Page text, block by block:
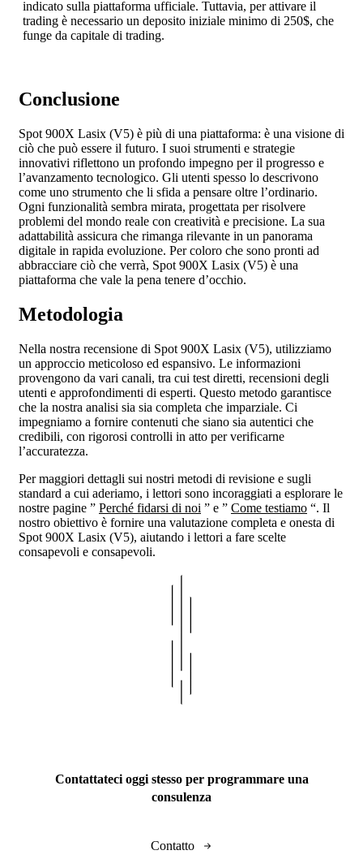
indicato sulla piattaforma ufficiale. Tuttavia, per attivare il
trading è necessario un deposito iniziale minimo di 250$, che
funge da capitale di trading.
Conclusione
Spot 900X Lasix (V5) è più di una piattaforma: è una visione di
ciò che può essere il futuro. I suoi strumenti e strategie
innovativi riflettono un profondo impegno per il progresso e
l’avanzamento tecnologico. Gli utenti spesso lo descrivono
come uno strumento che li sfida a pensare oltre l’ordinario.
Ogni funzionalità sembra mirata, progettata per risolvere
problemi del mondo reale con creatività e precisione. La sua
adattabilità assicura che rimanga rilevante in un panorama
digitale in rapida evoluzione. Per coloro che sono pronti ad
abbracciare ciò che verrà, Spot 900X Lasix (V5) è una
piattaforma che vale la pena tenere d’occhio.
Metodologia
Nella nostra recensione di Spot 900X Lasix (V5), utilizziamo
un approccio meticoloso ed espansivo. Le informazioni
provengono da vari canali, tra cui test diretti, recensioni degli
utenti e approfondimenti di esperti. Questo metodo garantisce
che la nostra analisi sia sia completa che imparziale. Ci
impegniamo a fornire contenuti che siano sia autentici che
credibili, con rigorosi controlli in atto per verificarne
l’accuratezza.
Per maggiori dettagli sui nostri metodi di revisione e sugli
standard a cui aderiamo, i lettori sono incoraggiati a esplorare le
nostre pagine ” Perché fidarsi di noi ” e ” Come testiamo “. Il
nostro obiettivo è fornire una valutazione completa e onesta di
Spot 900X Lasix (V5), aiutando i lettori a fare scelte
consapevoli e consapevoli.
Contattateci oggi stesso per programmare una
consulenza
Contatto